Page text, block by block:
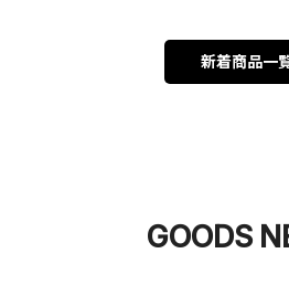
新着商品一
GOODS